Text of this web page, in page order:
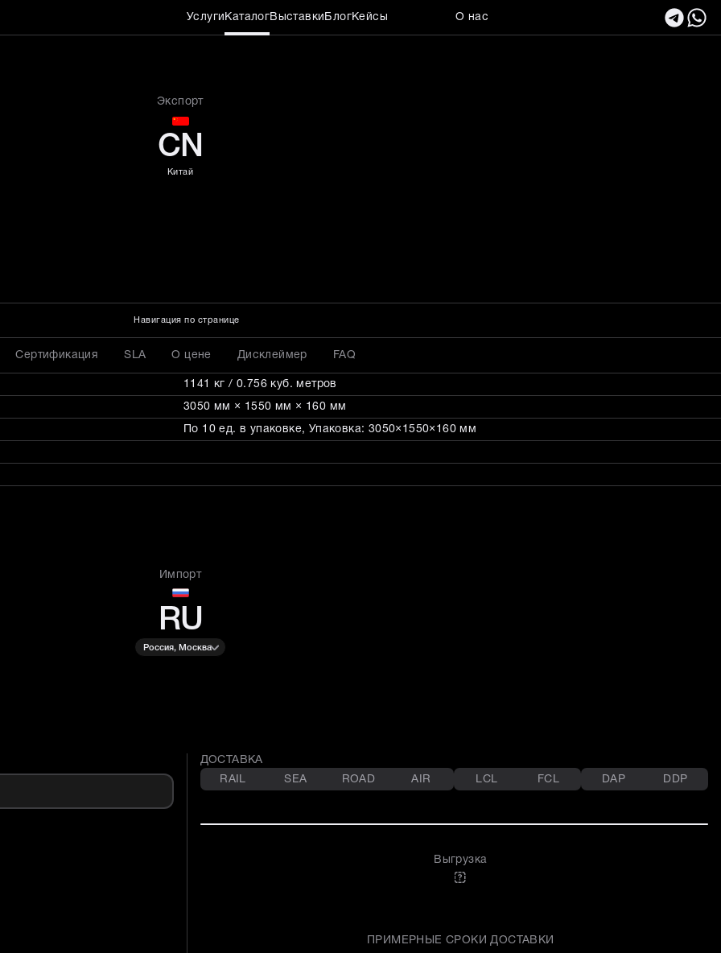
Услуги КаталогВыставки БлогКейсы О нас
толщиной 3 мм
Экспорт
CN
Китай
Навигация по странице
Сертификация SLA О цене Дисклеймер FAQ
1141 кг / 0.756 куб. метров
3050 мм × 1550 мм × 160 мм
По 10 ед. в упаковке, Упаковка: 3050×1550×160 мм
Импорт
RU
Россия, Москва
ДОСТАВКА
RAIL
SEA ROAD AIR LCL FCL DAP DDP
Выгрузка
ПРИМЕРНЫЕ СРОКИ ДОСТАВКИ